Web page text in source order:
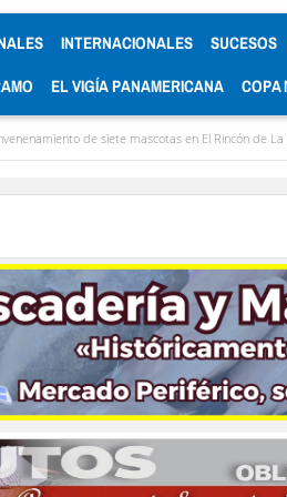
INTERNACIONALES SUCESOS
EL VIGÍA PANAMERICANA COPA
mascotas en El Rincón de La Laguna